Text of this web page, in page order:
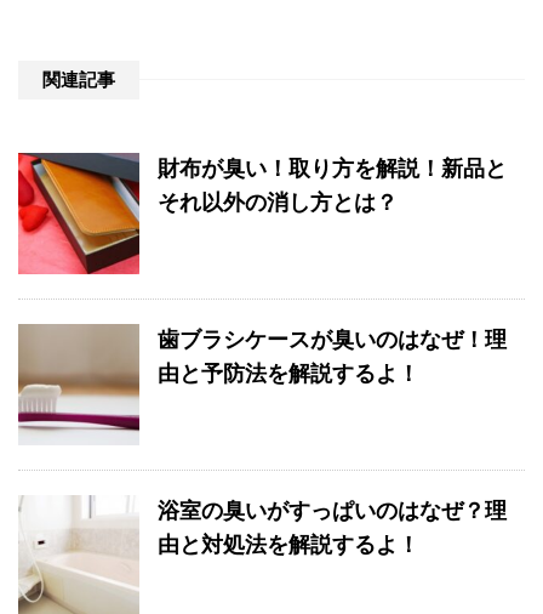
関連記事
財布が臭い！取り方を解説！新品と
それ以外の消し方とは？
歯ブラシケースが臭いのはなぜ！理
由と予防法を解説するよ！
浴室の臭いがすっぱいのはなぜ？理
由と対処法を解説するよ！